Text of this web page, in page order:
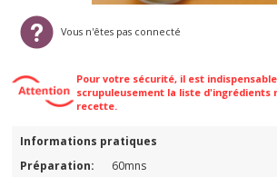
Vous n'êtes pas connecté
Pour votre sécurité, il est
scrupuleusement la liste d'ingrédients
recette.
Informations pratiques
Préparation:
60mns